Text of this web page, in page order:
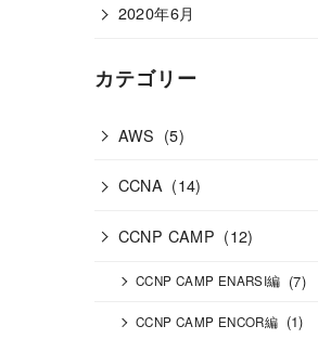
2020年6月
カテゴリー
AWS (5)
CCNA (14)
CCNP CAMP (12)
CCNP CAMP ENARSI編 (7)
CCNP CAMP ENCOR編 (1)